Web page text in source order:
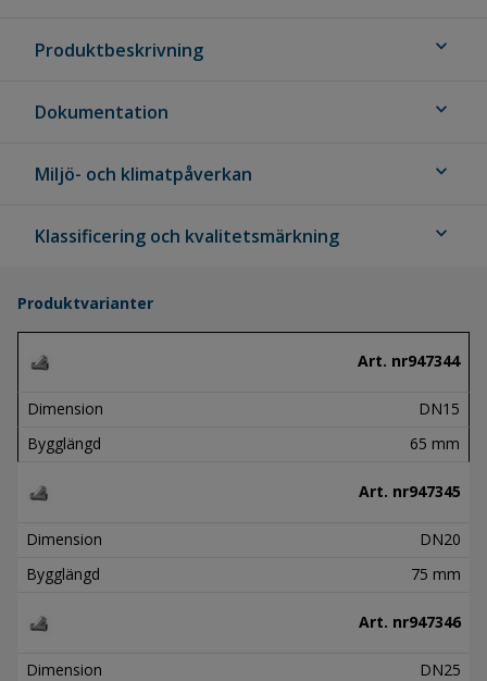
Produktbeskrivning expand_more
Dokumentation expand_more
Miljö- och klimatpåverkan expand_more
Klassificering och kvalitetsmärkning expand_more
Produktvarianter
Art. nr947344
Dimension
DN15
Bygglängd
65 mm
Art. nr947345
Dimension
DN20
Bygglängd
75 mm
Art. nr947346
Dimension
DN25